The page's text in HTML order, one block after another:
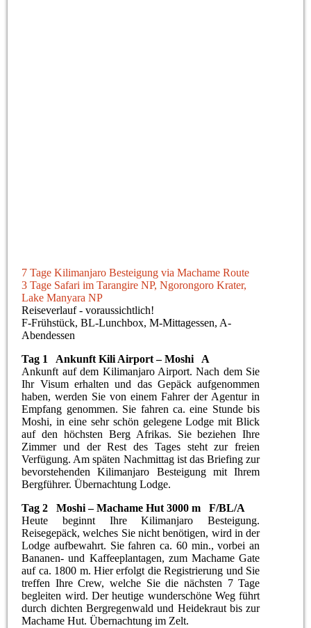
7 Tage Kilimanjaro Besteigung via Machame Route
3 Tage Safari im Tarangire NP, Ngorongoro Krater,
Lake Manyara NP
Reiseverlauf - voraussichtlich!
F-Frühstück, BL-Lunchbox, M-Mittagessen, A-
Abendessen
Tag 1 Ankunft Kili Airport – Moshi A
Ankunft auf dem Kilimanjaro Airport. Nach dem Sie
Ihr Visum erhalten und das Gepäck aufgenommen
haben, werden Sie von einem Fahrer der Agentur in
Empfang genommen. Sie fahren ca. eine Stunde bis
Moshi, in eine sehr schön gelegene Lodge mit Blick
auf den höchsten Berg Afrikas. Sie beziehen Ihre
Zimmer und der Rest des Tages steht zur freien
Verfügung. Am späten Nachmittag ist das Briefing zur
bevorstehenden Kilimanjaro Besteigung mit Ihrem
Bergführer. Übernachtung Lodge.
Tag 2 Moshi – Machame Hut 3000 m F/BL/A
Heute beginnt Ihre Kilimanjaro Besteigung.
Reisegepäck, welches Sie nicht benötigen, wird in der
Lodge aufbewahrt. Sie fahren ca. 60 min., vorbei an
Bananen- und Kaffeeplantagen, zum Machame Gate
auf ca. 1800 m. Hier erfolgt die Registrierung und Sie
treffen Ihre Crew, welche Sie die nächsten 7 Tage
begleiten wird. Der heutige wunderschöne Weg führt
durch dichten Bergregenwald und Heidekraut bis zur
Machame Hut. Übernachtung im Zelt.